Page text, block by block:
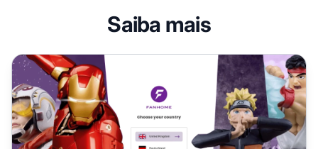
Saiba mais
Programa de Afiliados Fanhome